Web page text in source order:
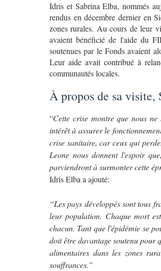
Idris et Sabrina Elba, nommés
rendus en décembre dernier en
zones rurales. Au cours de leur
avaient bénéficié de l'aide du
soutenues par le Fonds avaient
Leur aide avait contribué à
communautés locales.
À propos de sa visite,
“Cette crise montre que nous
intérêt à assurer le
crise sanitaire, car ceux qui
Leone nous donnent l'espoir
parviendront à surmonter cette
Idris Elba a ajouté:
“Les pays développés sont tous
leur population. Chaque mort
chacun. Tant que l'épidémie se
doit être davantage soutenu pour
alimentaires dans les zones
souffrances.”